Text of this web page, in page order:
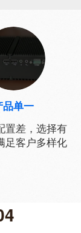
品单一
置差，选择有
足客户多样化